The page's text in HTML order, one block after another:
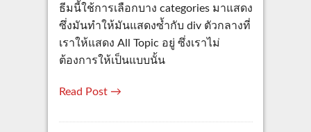
ธีมนี้ใช้การเลือกบาง categories มาแสดง
ซึ่งมันทำให้มันแสดงซ้ำกับ div ตัวกลางที่
เราให้แสดง All Topic อยู่ ซึ่งเราไม่
ต้องการให้เป็นแบบนั้น
Read Post →